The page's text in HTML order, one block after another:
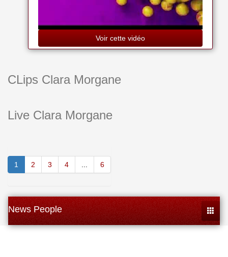
Voir cette vidéo
CLips Clara Morgane
Live Clara Morgane
1 2 3 4 6
News People